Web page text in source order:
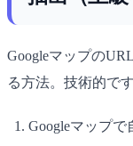
Googleマップの
る方法。技術的で
Googleマップで